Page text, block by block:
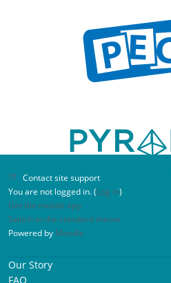
自分に合ったペースで受
例とスライドが使われて
整理されている。私の地
Contact site support
You are not logged in. (Log in)
Get the mobile app
Switch to the standard theme
Powered by Moodle
Our Story
FAQ